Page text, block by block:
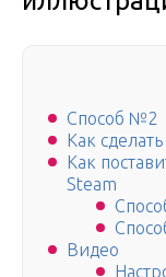
Способ №2
Как
Как
Steam
Видео